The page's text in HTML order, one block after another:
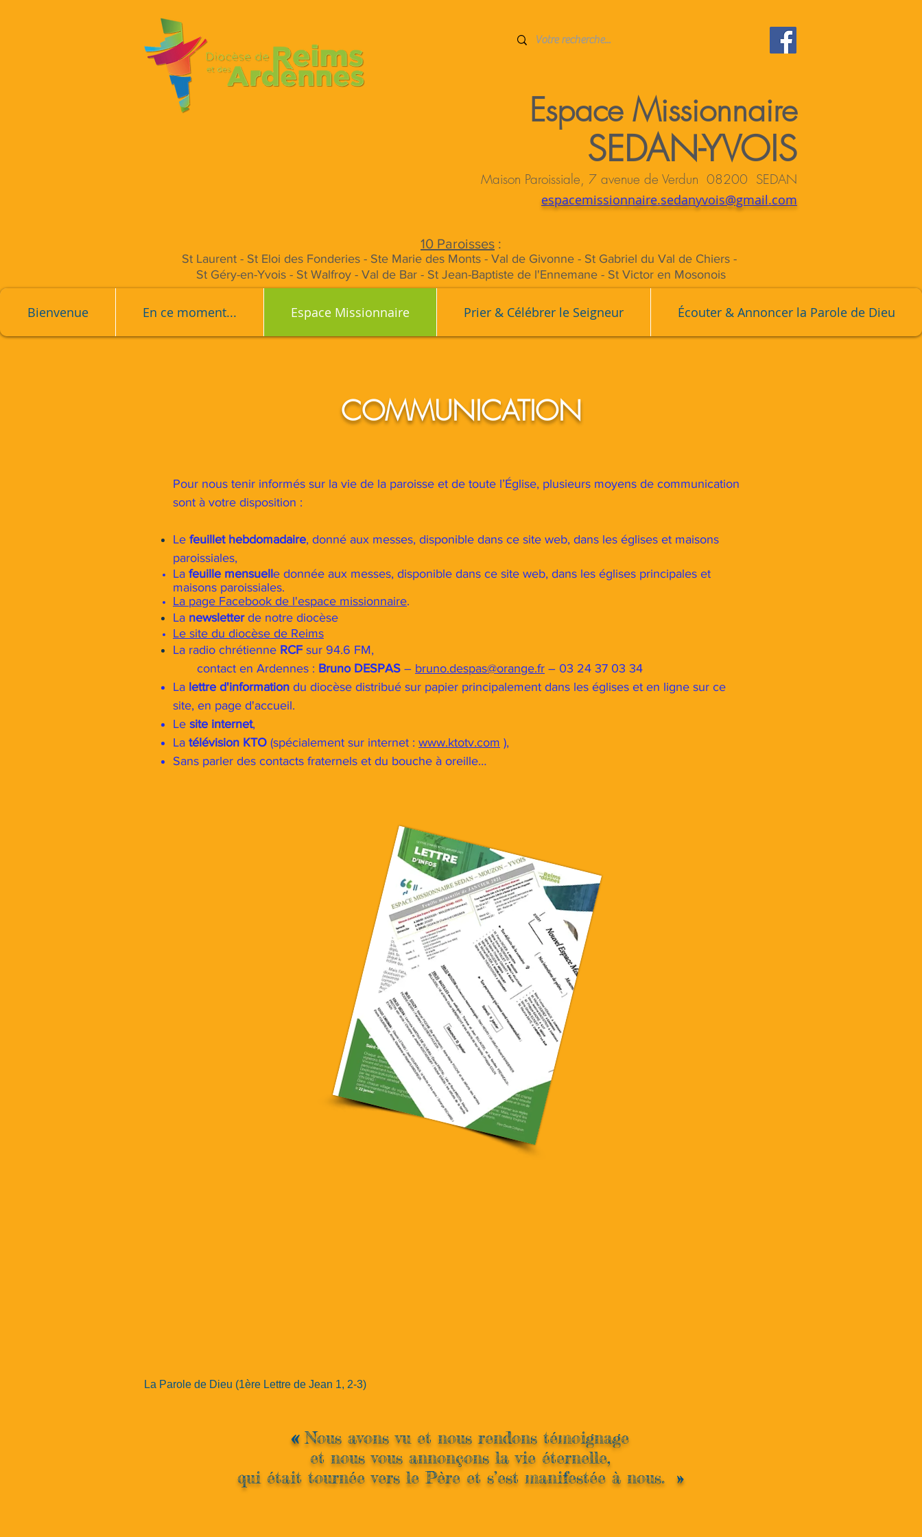
Espace Missionnaire
SEDAN-YVOIS
Maison Paroissiale, 7 avenue de Verdun 08200 SEDAN
espacemissionnaire.sedanyvois@gmail.com
10 Paroisses :
St Laurent - St Eloi des Fonderies - Ste Marie des Monts - Val de Givonne - St Gabriel du Val de Chiers -
St Géry-en-Yvois - St Walfroy - Val de Bar - St Jean-Baptiste de l'Ennemane - St Victor en Mosonois
Bienvenue En ce moment... Espace Missionnaire Prier & Célébrer le Seigneur Écouter & Annoncer la Parole de Dieu
COMMUNICATION
Pour nous tenir informés sur la vie de la paroisse et de toute l’Église, plusieurs moyens de communication
sont à votre disposition :
Le feuillet hebdomadaire, donné aux messes, disponible dans ce site web, dans les églises et maisons
paroissiales,
La feuille mensuelle donnée aux messes, disponible dans ce site web, dans les églises principales et
maisons paroissiales.
La page Facebook de l'espace missionnaire.
La newsletterde notre diocèse
Le site du diocèse de Reims
La radio chrétienne RCF sur 94.6 FM,
contact en Ardennes : Bruno DESPAS – bruno.despas@orange.fr – 03 24 37 03 34
La lettre d'information du diocèse distribué sur papier principalement dans les églises et en ligne sur ce
site, en page d'accueil.
Le site internet,
La télévision KTO (spécialement sur internet : www.ktotv.com ),
Sans parler des contacts fraternels et du bouche à oreille…
La Parole de Dieu (1ère Lettre de Jean 1, 2-3)
«Nous avons vu et nous rendons témoignage
et nous vous annonçons la vie éternelle,
qui était tournée vers le Père et s’est manifestée à nous. »